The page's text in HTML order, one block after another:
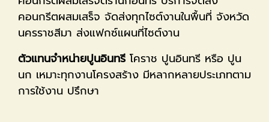
คอนกรีตผสมเสร็จ จัดส่งทุกไซต์งานในพื้นที่ จังหวัด
นครราชสีมา ส่งแฟกซ์แผนที่ไซต์งาน
ตัวแทนจำหน่ายปูนอินทรี โคราช ปูนอินทรี หรือ ปูน
นก เหมาะทุกงานโครงสร้าง มีหลากหลายประเภทตาม
การใช้งาน ปรึกษา